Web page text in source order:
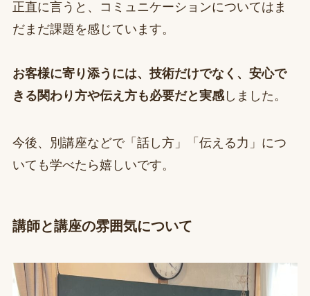
正直に言うと、コミュニケーションについてはま
だまだ課題を感じています。
お客様に寄り添うには、技術だけでなく、安心で
きる関わり方や伝え方も必要だと実感しました。
今後、別講座などで「話し方」「伝える力」につ
いても学べたら嬉しいです。
講師と講座の雰囲気について